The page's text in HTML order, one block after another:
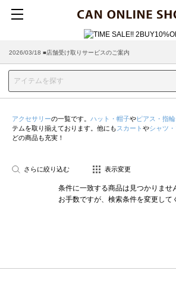
2026/03/18 ■店舗受け取りサービスのご案内
アクセサリーの一覧です。 ハット・帽子やピアス・指輪
テムを取り揃えております。他にも スカート やシャツ
どの商品も充実！
さらに絞り込む 表示変更
条件に一致する商品は見つかりませ
お手数ですが、検索条件を変更して